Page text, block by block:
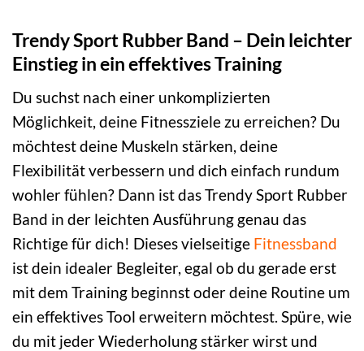
Trendy Sport Rubber Band – Dein leichter
Einstieg in ein effektives Training
Du suchst nach einer unkomplizierten
Möglichkeit, deine Fitnessziele zu erreichen? Du
möchtest deine Muskeln stärken, deine
Flexibilität verbessern und dich einfach rundum
wohler fühlen? Dann ist das Trendy Sport Rubber
Band in der leichten Ausführung genau das
Richtige für dich! Dieses vielseitige Fitnessband
ist dein idealer Begleiter, egal ob du gerade erst
mit dem Training beginnst oder deine Routine um
ein effektives Tool erweitern möchtest. Spüre, wie
du mit jeder Wiederholung stärker wirst und